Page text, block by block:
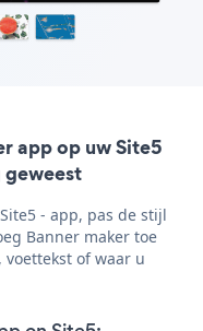
app op uw Site5
- app, pas de stijl
Banner maker toe
of waar u